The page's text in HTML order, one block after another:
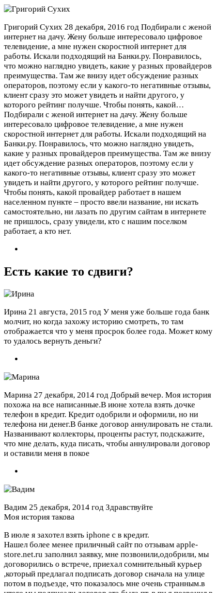
Григорий Сухих 28 декабря, 2016 год Подбирали с женой
интернет на дачу. Жену больше интересовало цифровое
телевидение, а мне нужен скоростной интернет для
работы. Искали подходящий на Банки.ру. Понравилось,
что можно наглядно увидеть, какие у разных провайдеров
преимущества. Там же внизу идет обсуждение разных
операторов, поэтому если у какого-то негативные отзывы,
клиент сразу это может увидеть и найти другого, у
которого рейтинг получше. Чтобы понять, какой…
Подбирали с женой интернет на дачу. Жену больше
интересовало цифровое телевидение, а мне нужен
скоростной интернет для работы. Искали подходящий на
Банки.ру. Понравилось, что можно наглядно увидеть,
какие у разных провайдеров преимущества. Там же внизу
идет обсуждение разных операторов, поэтому если у
какого-то негативные отзывы, клиент сразу это может
увидеть и найти другого, у которого рейтинг получше.
Чтобы понять, какой провайдер работает в нашем
населенном пункте – просто ввели название, ни искать
самостоятельно, ни лазать по другим сайтам в интернете
не пришлось, сразу увидели, кто с нашим поселком
работает, а кто нет.
Есть какие то сдвиги?
Ирина 21 августа, 2015 год У меня уже больше года банк
молчит, но когда захожу историю смотреть, то там
отображается что у меня просрок более года. Может кому
то удалось вернуть деньги?
Марина 27 декабря, 2014 год Добрый вечер. Моя история
похожа на все написанные.В июне хотела взять дочке
телефон в кредит. Кредит одобрили и оформили, но ни
телефона ни денег.В банке договор аннулировать не стали.
Названивают коллекторы, проценты растут, подскажите,
что мне делать, куда писать, чтобы аннулировали договор
и оставили меня в покое
Вадим 25 декабря, 2014 год Здравствуйте
Моя история такова
В июле я захотел взять iphone c в кредит.
Нашел более менее приличный сайт по отзывам apple-
store.net.ru заполнил заявку, мне позвонили,одобрили, мы
договорились о встрече, приехал сомнительный курьер
,который предлагал подписать договор сначала на улице
потом в подъезде, что показалось мне очень странным.в